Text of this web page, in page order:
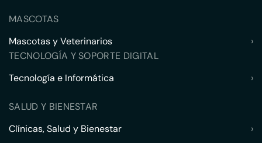
MASCOTAS
Mascotas y Veterinarios
›
TECNOLOGÍA Y SOPORTE DIGITAL
Tecnología e Informática
›
SALUD Y BIENESTAR
Clínicas, Salud y Bienestar
›